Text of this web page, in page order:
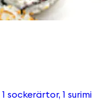
sockerärtor, 1 surimi